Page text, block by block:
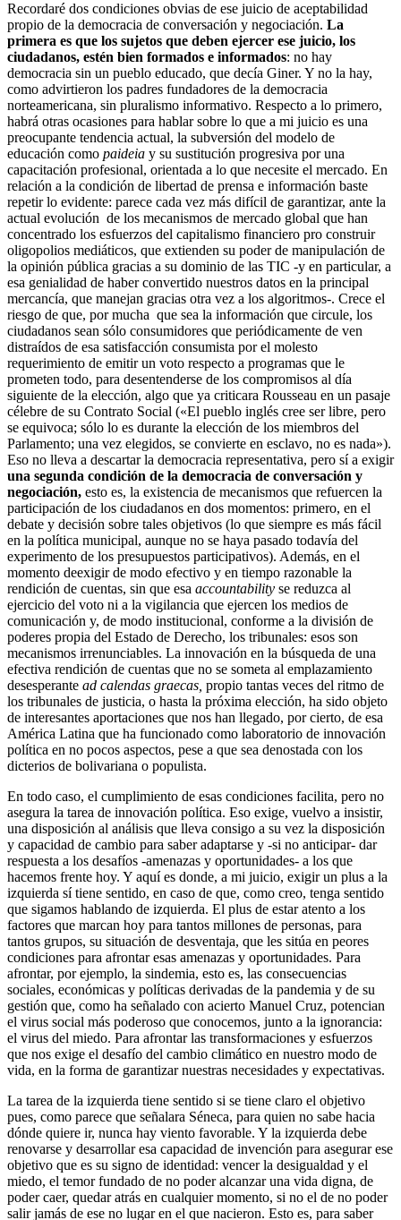
Recordaré dos condiciones obvias de ese juicio de aceptabilidad
propio de la democracia de conversación y negociación. La
primera es que los sujetos que deben ejercer ese juicio, los
ciudadanos, estén bien formados e informados: no hay
democracia sin un pueblo educado, que decía Giner. Y no la hay,
como advirtieron los padres fundadores de la democracia
norteamericana, sin pluralismo informativo. Respecto a lo primero,
habrá otras ocasiones para hablar sobre lo que a mi juicio es una
preocupante tendencia actual, la subversión del modelo de
educación como paideia y su sustitución progresiva por una
capacitación profesional, orientada a lo que necesite el mercado. En
relación a la condición de libertad de prensa e información baste
repetir lo evidente: parece cada vez más difícil de garantizar, ante la
actual evolución de los mecanismos de mercado global que han
concentrado los esfuerzos del capitalismo financiero pro construir
oligopolios mediáticos, que extienden su poder de manipulación de
la opinión pública gracias a su dominio de las TIC -y en particular, a
esa genialidad de haber convertido nuestros datos en la principal
mercancía, que manejan gracias otra vez a los algoritmos-. Crece el
riesgo de que, por mucha que sea la información que circule, los
ciudadanos sean sólo consumidores que periódicamente de ven
distraídos de esa satisfacción consumista por el molesto
requerimiento de emitir un voto respecto a programas que le
prometen todo, para desentenderse de los compromisos al día
siguiente de la elección, algo que ya criticara Rousseau en un pasaje
célebre de su Contrato Social («El pueblo inglés cree ser libre, pero
se equivoca; sólo lo es durante la elección de los miembros del
Parlamento; una vez elegidos, se convierte en esclavo, no es nada»).
Eso no lleva a descartar la democracia representativa, pero sí a exigir
una segunda condición de la democracia de conversación y
negociación, esto es, la existencia de mecanismos que refuercen la
participación de los ciudadanos en dos momentos: primero, en el
debate y decisión sobre tales objetivos (lo que siempre es más fácil
en la política municipal, aunque no se haya pasado todavía del
experimento de los presupuestos participativos). Además, en el
momento deexigir de modo efectivo y en tiempo razonable la
rendición de cuentas, sin que esa accountability se reduzca al
ejercicio del voto ni a la vigilancia que ejercen los medios de
comunicación y, de modo institucional, conforme a la división de
poderes propia del Estado de Derecho, los tribunales: esos son
mecanismos irrenunciables. La innovación en la búsqueda de una
efectiva rendición de cuentas que no se someta al emplazamiento
desesperante ad calendas graecas, propio tantas veces del ritmo de
los tribunales de justicia, o hasta la próxima elección, ha sido objeto
de interesantes aportaciones que nos han llegado, por cierto, de esa
América Latina que ha funcionado como laboratorio de innovación
política en no pocos aspectos, pese a que sea denostada con los
dicterios de bolivariana o populista.
En todo caso, el cumplimiento de esas condiciones facilita, pero no
asegura la tarea de innovación política. Eso exige, vuelvo a insistir,
una disposición al análisis que lleva consigo a su vez la disposición
y capacidad de cambio para saber adaptarse y -si no anticipar- dar
respuesta a los desafíos -amenazas y oportunidades- a los que
hacemos frente hoy. Y aquí es donde, a mi juicio, exigir un plus a la
izquierda sí tiene sentido, en caso de que, como creo, tenga sentido
que sigamos hablando de izquierda. El plus de estar atento a los
factores que marcan hoy para tantos millones de personas, para
tantos grupos, su situación de desventaja, que les sitúa en peores
condiciones para afrontar esas amenazas y oportunidades. Para
afrontar, por ejemplo, la sindemia, esto es, las consecuencias
sociales, económicas y políticas derivadas de la pandemia y de su
gestión que, como ha señalado con acierto Manuel Cruz, potencian
el virus social más poderoso que conocemos, junto a la ignorancia:
el virus del miedo. Para afrontar las transformaciones y esfuerzos
que nos exige el desafío del cambio climático en nuestro modo de
vida, en la forma de garantizar nuestras necesidades y expectativas.
La tarea de la izquierda tiene sentido si se tiene claro el objetivo
pues, como parece que señalara Séneca, para quien no sabe hacia
dónde quiere ir, nunca hay viento favorable. Y la izquierda debe
renovarse y desarrollar esa capacidad de invención para asegurar ese
objetivo que es su signo de identidad: vencer la desigualdad y el
miedo, el temor fundado de no poder alcanzar una vida digna, de
poder caer, quedar atrás en cualquier momento, si no el de no poder
salir jamás de ese no lugar en el que nacieron. Esto es, para saber